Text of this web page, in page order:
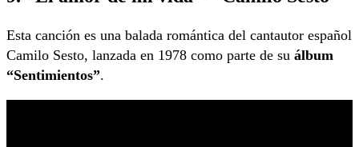
Esta canción es una balada romántica del cantautor español
Camilo Sesto, lanzada en 1978 como parte de su álbum
“Sentimientos”.